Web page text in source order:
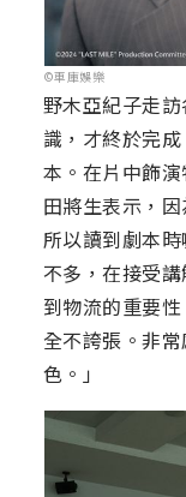
©車庫娛樂
野木亞紀子走
識，才終於完
本。在片中飾
田將生表示，
所以讀到劇本
不多，在接受
到物流的重要
全不誇張。非
色。」